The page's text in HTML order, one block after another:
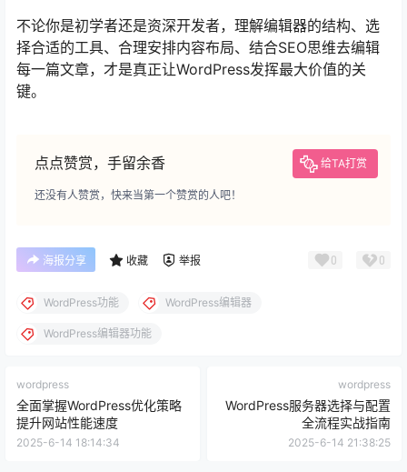
不论你是初学者还是资深开发者，理解编辑器的结构、选
择合适的工具、合理安排内容布局、结合SEO思维去编辑
每一篇文章，才是真正让WordPress发挥最大价值的关
键。
点点赞赏，手留余香 给TA打赏
还没有人赞赏，快来当第一个赞赏的人吧！
海报分享 收藏 举报 0 0
WordPress功能 WordPress编辑器
WordPress编辑器功能
wordpress
全面掌握WordPress优化策略
提升网站性能速度
2025-6-14 18:14:34
wordpress
WordPress服务器选择与配置
全流程实战指南
2025-6-14 21:38:25